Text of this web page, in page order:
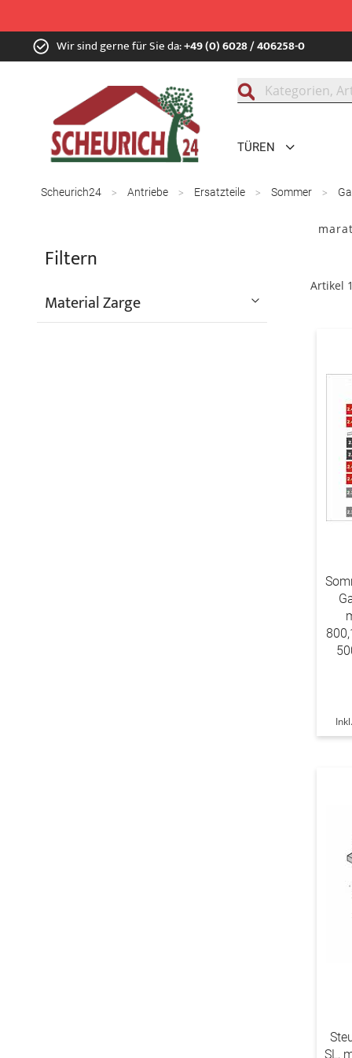
Zum
Inhalt Wir sind gerne für Sie da:+49 (0) 6028 / 406258-0
TÜREN
Scheurich24 Antriebe Ersatzteile Sommer
Artikel 1
SL,
Filtern
Material Zarge